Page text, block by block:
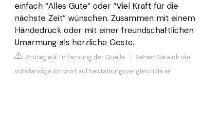
einfach “Alles Gute” oder “Viel Kraft für die
nächste Zeit” wünschen. Zusammen mit einem
Händedruck oder mit einer freundschaftlichen
Umarmung als herzliche Geste.
Antrag auf Entfernung der Quelle | Sehen Sie sich die
vollständige Antwort auf bestattungsvergleich.de an